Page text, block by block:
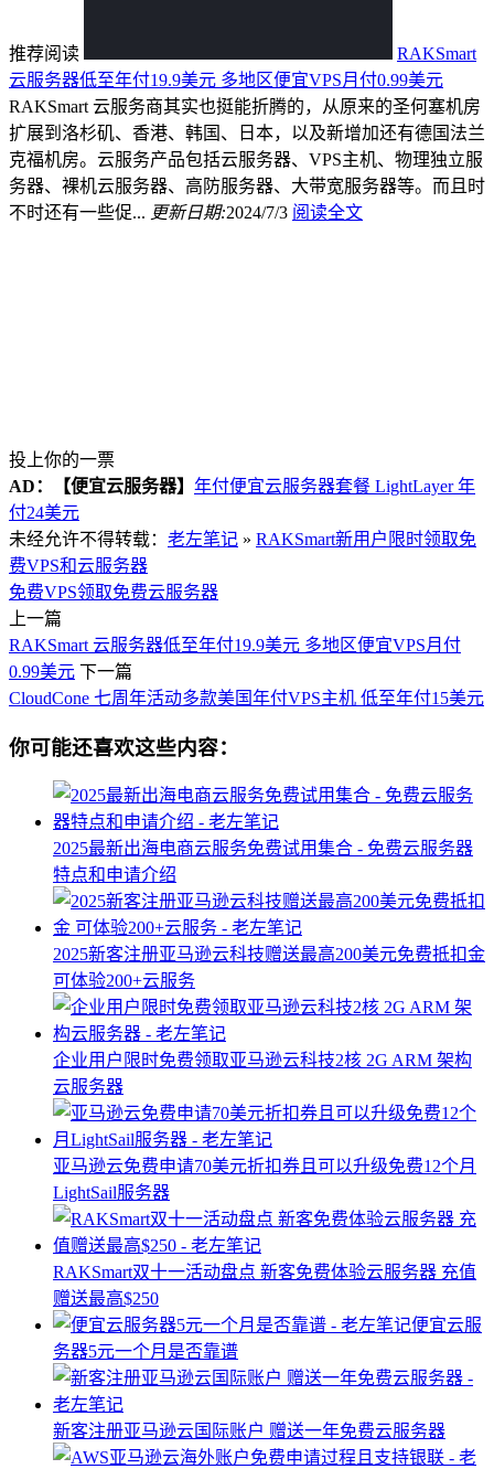
推荐阅读
RAKSmart
云服务器低至年付19.9美元 多地区便宜VPS月付0.99美元
RAKSmart 云服务商其实也挺能折腾的，从原来的圣何塞机房
扩展到洛杉矶、香港、韩国、日本，以及新增加还有德国法兰
克福机房。云服务产品包括云服务器、VPS主机、物理独立服
务器、裸机云服务器、高防服务器、大带宽服务器等。而且时
不时还有一些促... 更新日期:2024/7/3 阅读全文
投上你的一票
AD：
【便宜云服务器】 年付便宜云服务器套餐 LightLayer 年
付24美元
未经允许不得转载： 老左笔记 » RAKSmart新用户限时领取免
费VPS和云服务器
免费VPS领取免费云服务器
上一篇
RAKSmart 云服务器低至年付19.9美元 多地区便宜VPS月付
0.99美元 下一篇
CloudCone 七周年活动多款美国年付VPS主机 低至年付15美元
你可能还喜欢这些内容：
2025最新出海电商云服务免费试用集合 - 免费云服务器
特点和申请介绍
2025新客注册亚马逊云科技赠送最高200美元免费抵扣金
可体验200+云服务
企业用户限时免费领取亚马逊云科技2核 2G ARM 架构
云服务器
亚马逊云免费申请70美元折扣券且可以升级免费12个月
LightSail服务器
RAKSmart双十一活动盘点 新客免费体验云服务器 充值
赠送最高$250
便宜云服
务器5元一个月是否靠谱
新客注册亚马逊云国际账户 赠送一年免费云服务器